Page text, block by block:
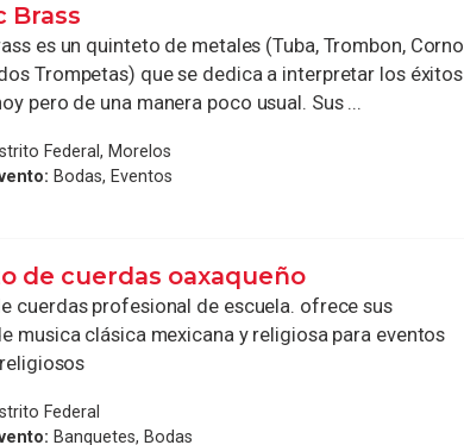
Brass
es un quinteto de metales (Tuba, Trombon, Corno
Trompetas) que se dedica a interpretar los éxitos
pero de una manera poco usual. Sus ...
Federal, Morelos
Bodas, Eventos
de cuerdas oaxaqueño
cuerdas profesional de escuela. ofrece sus
musica clásica mexicana y religiosa para eventos
Federal
Banquetes, Bodas